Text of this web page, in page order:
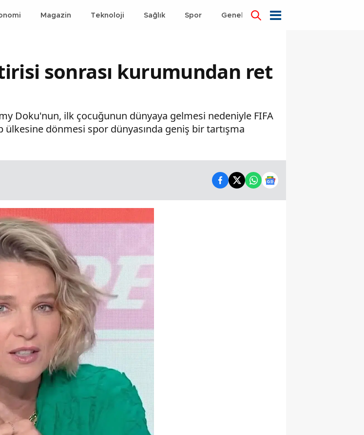
Magazin Teknoloji Sağlık Spor Genel Dünya
sonrası kurumundan ret
Doku'nun, ilk çocuğunun dünyaya gelmesi nedeniyle FIFA
ülkesine dönmesi spor dünyasında geniş bir tartışma